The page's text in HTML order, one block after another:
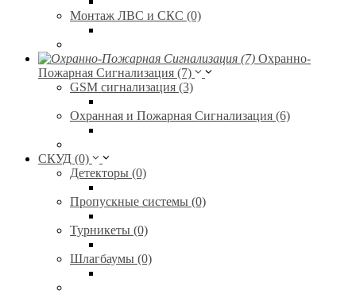
Монтаж ЛВС и СКС (0)
Охранно-
Пожарная Сигнализация (7)
GSM сигнализация (3)
Охранная и Пожарная Сигнализация (6)
СКУД (0)
Детекторы (0)
Пропускные системы (0)
Турникеты (0)
Шлагбаумы (0)